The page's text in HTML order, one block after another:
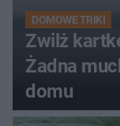
DOMOWE TRIKI
Zwilż
Żadna
domu